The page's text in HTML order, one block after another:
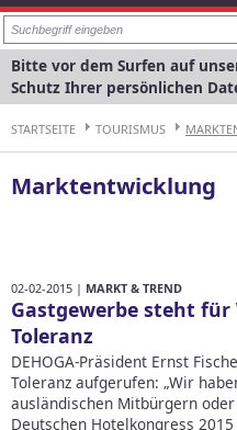
Bitte vor dem Surfen auf
Schutz Ihrer persönlichen
STARTSEITE TOURISMUS
Marktentwicklung
02-02-2015 | MARKT & TREND
Gastgewerbe steht
Toleranz
DEHOGA-Präsident Ernst
Toleranz aufgerufen: „Wir
ausländischen Mitbürgern
Deutschen Hotelkongress